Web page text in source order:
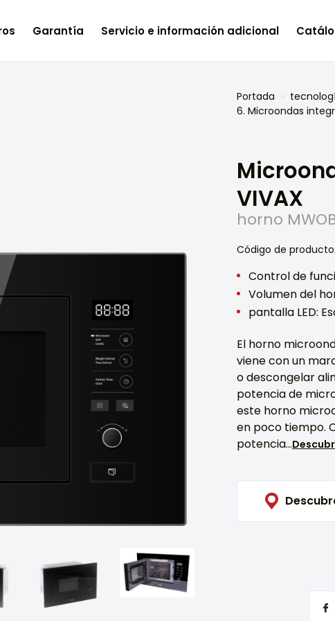
Garantía Servicio e información adicional
Portada
6. Microondas
VIVAX
horno
Código de producto:
Control de
Volumen del
pantalla LED:
El horno
viene con un
o descongelar
potencia de
este horno
en poco tiempo.
potencia...